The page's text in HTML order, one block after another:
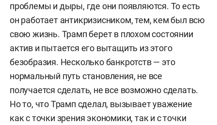
проблемы и дыры, где они появляются. То есть
он работает антикризисником, тем, кем был всю
свою жизнь. Трамп берет в плохом состоянии
актив и пытается его вытащить из этого
безобразия. Несколько банкротств — это
нормальный путь становления, не все
получается сделать, не все возможно сделать.
Но то, что Трамп сделал, вызывает уважение
как с точки зрения экономики, так и с точки